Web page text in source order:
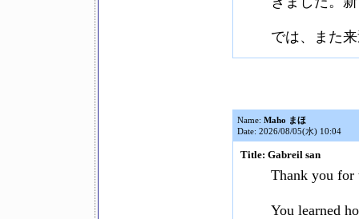
では、また
Name: Maho まほ
Date: 2026/08/05(水) 10:04
Title: Gabreil san
Thank you for
You learned